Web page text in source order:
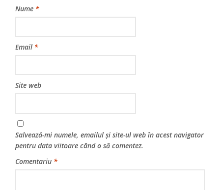
Nume *
Email *
Site web
Salvează-mi numele, emailul și site-ul web în acest navigator
pentru data viitoare când o să comentez.
Comentariu *